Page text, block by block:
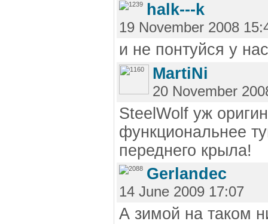
halk---k
19 November 2008
и не понтуйся у
MartiNi
20 November
SteelWolf уж
функциональнее
переднего крыла!
Gerlandec
14 June 2009 17:07
А зимой на таком